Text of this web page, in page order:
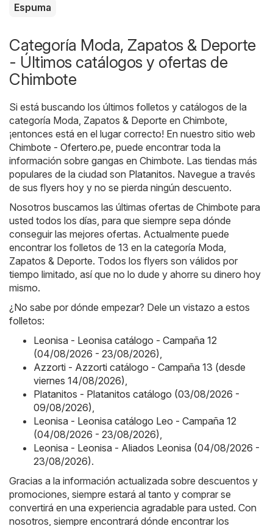
Espuma
Categoría Moda, Zapatos & Deporte
- Últimos catálogos y ofertas de
Chimbote
Si está buscando los últimos folletos y catálogos de la
categoría Moda, Zapatos & Deporte en Chimbote,
¡entonces está en el lugar correcto! En nuestro sitio web
Chimbote - Ofertero.pe , puede encontrar toda la
información sobre gangas en Chimbote. Las tiendas más
populares de la ciudad son Platanitos. Navegue a través
de sus flyers hoy y no se pierda ningún descuento.
Nosotros buscamos las últimas ofertas de Chimbote para
usted todos los días, para que siempre sepa dónde
conseguir las mejores ofertas. Actualmente puede
encontrar los folletos de 13 en la categoría Moda,
Zapatos & Deporte. Todos los flyers son válidos por
tiempo limitado, así que no lo dude y ahorre su dinero hoy
mismo.
¿No sabe por dónde empezar? Dele un vistazo a estos
folletos:
Leonisa - Leonisa catálogo - Campaña 12
(04/08/2026 - 23/08/2026)
Azzorti - Azzorti catálogo - Campaña 13 (desde
viernes 14/08/2026)
Platanitos - Platanitos catálogo (03/08/2026 -
09/08/2026)
Leonisa - Leonisa catálogo Leo - Campaña 12
(04/08/2026 - 23/08/2026)
Leonisa - Leonisa - Aliados Leonisa (04/08/2026 -
23/08/2026).
Gracias a la información actualizada sobre descuentos y
promociones, siempre estará al tanto y comprar se
convertirá en una experiencia agradable para usted. Con
nosotros, siempre encontrará dónde encontrar los